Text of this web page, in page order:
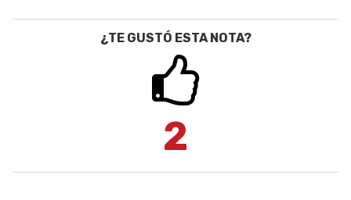
¿TE GUSTÓ ESTA NOTA?
2